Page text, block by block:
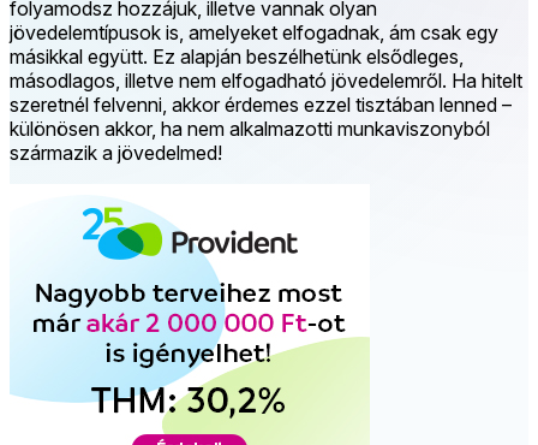
folyamodsz hozzájuk, illetve vannak olyan
jövedelemtípusok is, amelyeket elfogadnak, ám csak egy
másikkal együtt. Ez alapján beszélhetünk elsődleges,
másodlagos, illetve nem elfogadható jövedelemről. Ha hitelt
szeretnél felvenni, akkor érdemes ezzel tisztában lenned –
különösen akkor, ha nem alkalmazotti munkaviszonyból
származik a jövedelmed!